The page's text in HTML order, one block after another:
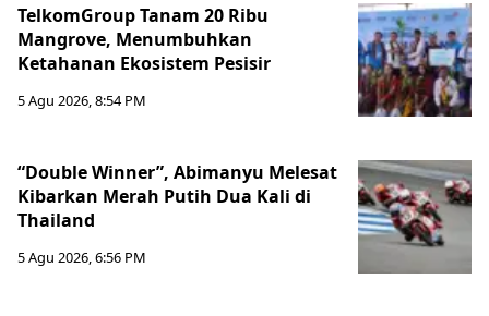
TelkomGroup Tanam 20 Ribu
Mangrove, Menumbuhkan
Ketahanan Ekosistem Pesisir
5 Agu 2026, 8:54 PM
“Double Winner”, Abimanyu Melesat
Kibarkan Merah Putih Dua Kali di
Thailand
5 Agu 2026, 6:56 PM